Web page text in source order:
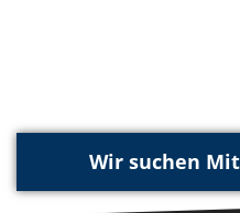
Wir suchen